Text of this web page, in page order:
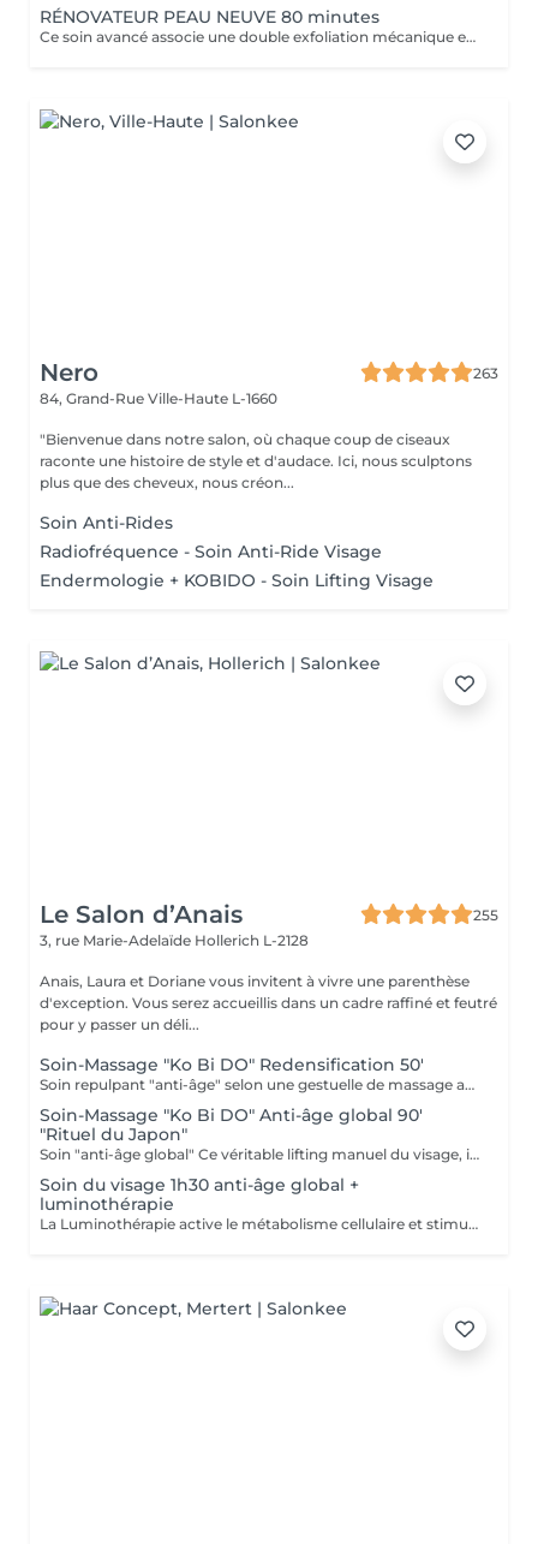
RÉNOVATEUR PEAU NEUVE 80 minutes
Ce soin avancé associe une double exfoliation mécanique et chimique du visage et du cou, permettant un nettoyage en profondeur de l'épiderme. Il favorise l'élimination des toxines et stimule le renouvellement cellulaire pour retrouver une peau saine, uniforme et lumineuse.
Nero
263
84, Grand-Rue Ville-Haute L-1660
"Bienvenue dans notre salon, où chaque coup de ciseaux
raconte une histoire de style et d'audace. Ici, nous sculptons
plus que des cheveux, nous créon...
Soin Anti-Rides
Radiofréquence - Soin Anti-Ride Visage
Endermologie + KOBIDO - Soin Lifting Visage
Le Salon d’Anais
255
3, rue Marie-Adelaïde Hollerich L-2128
Anais, Laura et Doriane vous invitent à vivre une parenthèse
d'exception. Vous serez accueillis dans un cadre raffiné et feutré
pour y passer un déli...
Soin-Massage "Ko Bi DO" Redensification 50'
Soin repulpant "anti-âge" selon une gestuelle de massage active : le Ko-Bi-Do. Véritable lifting naturel du visage inspiré d'un rituel japonais associé à notre principe de Dermaponcture pour lisser efficacement les traits et tonifier le cou. Durant ce soin, nous utiliserons les produits spécifiques aux besoin de votre peau.
Soin-Massage "Ko Bi DO" Anti-âge global 90'
"Rituel du Japon"
Soin "anti-âge global" Ce véritable lifting manuel du visage, inspiré du massage japonais "Ko Bi Do"est associé à complexe anti-âge unique. vous retrouvez une peau tonifiée lissée et repulpée. et associés d'un masque aux vertus régénérantes, agit en profondeur sur les rides, la fermeté, les taches pigmentaires et l'éclat, et insiste sur le contour des yeux, la bouche, le décolleté. Vous retrouvé
Soin du visage 1h30 anti-âge global +
luminothérapie
La Luminothérapie active le métabolisme cellulaire et stimule la production de collagène et d'élastine. Au l des séances, la peau retrouve élasticité et éclat, les cicatrices s'atténuent, l'acné guérit. Le résultat est visible très rapidement. Les résultats attendus peuvent varier en fonction de chaque individu. Des études montrent en effet que la peau semble plus jeune et les rides plus atténuées dès la première utilisation de cette technologie. La lumière LED bleue est particulièrement efficace pour prévenir les éruptions cutanées puisqu'elle détruit les bactéries responsables de l'acné directement dans le derme. C'est scientifiquement prouvé !